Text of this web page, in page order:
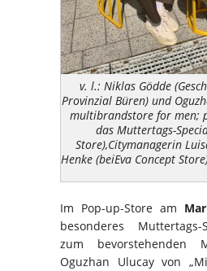
v. l.: Niklas Gödde
Provinzial Büren) und
multibrandstore for men;
das Muttertags-
Store),Citymanagerin
Henke (beiEva Concept
Im Pop-up-Store am
besonderes Muttertags-
zum bevorstehenden
Oguzhan Ulucay von